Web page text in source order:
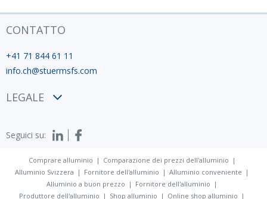
CONTATTO
+41 71 844 61 11
info.ch@stuermsfs.com
LEGALE
Privacy policy
Seguici su:
Comprare alluminio
Comparazione dei prezzi dell'alluminio
Alluminio Svizzera
Fornitore dell'alluminio
Alluminio conveniente
Alluminio a buon prezzo
Fornitore dell'alluminio
Produttore dell'alluminio
Shop alluminio Online shop alluminio